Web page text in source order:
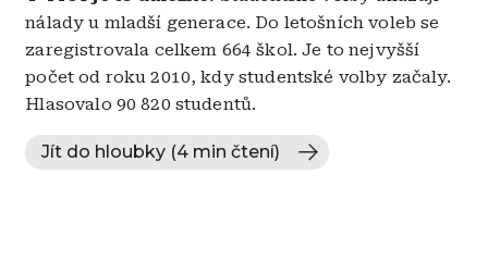
nálady u mladší generace. Do letošních voleb se
zaregistrovala celkem 664 škol. Je to nejvyšší
počet od roku 2010, kdy studentské volby začaly.
Hlasovalo 90 820 studentů.
Jít do hloubky (4 min čtení)